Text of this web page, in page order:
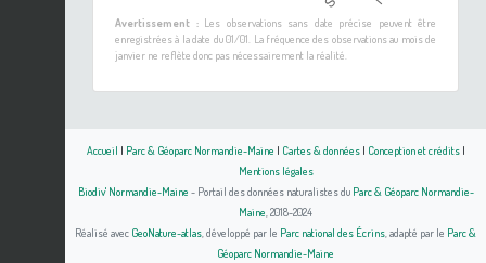
Avertissement :Les observations sans date précise peuvent être
enregistrées à la date du 01/01. La fréquence des observations au mois de
janvier ne reflète donc pas nécessairement la réalité.
Accueil | Parc & Géoparc Normandie-Maine | Cartes & données| Conception et crédits|
Mentions légales
Biodiv' Normandie-Maine - Portail des données naturalistes du Parc & Géoparc Normandie-
Maine , 2018-2024
Réalisé avec GeoNature-atlas , développé par le Parc national des Écrins , adapté par le Parc &
Géoparc Normandie-Maine